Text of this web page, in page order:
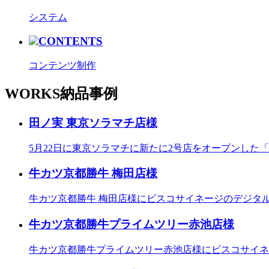
システム
CONTENTS
コンテンツ制作
WORKS納品事例
田ノ実 東京ソラマチ店様
5月22日に東京ソラマチに新たに2号店をオープンした
牛カツ京都勝牛 梅田店様
牛カツ京都勝牛 梅田店様にビスコサイネージのデジタ
牛カツ京都勝牛プライムツリー赤池店様
牛カツ京都勝牛プライムツリー赤池店様にビスコサイ